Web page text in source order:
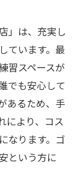
」は、充実し
ています。最
習スペースが
でも安心して
あるため、手
により、コス
なります。ゴ
という方に